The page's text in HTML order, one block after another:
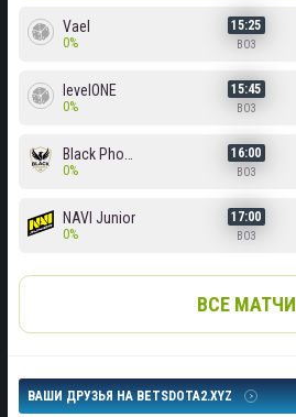
Vael
0%
15:25
BO3
levelONE
0%
15:45
BO3
0%
16:00
BO3
NAVI Junior
0%
17:00
BO3
ВСЕ МАТЧИ
ВАШИ ДРУЗЬЯ НА BETSDOTA2.XYZ